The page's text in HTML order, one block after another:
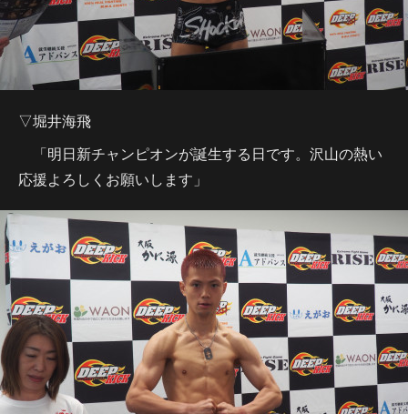
▽堀井海飛
「明日新チャンピオンが誕生する日です。沢山の熱い
応援よろしくお願いします」